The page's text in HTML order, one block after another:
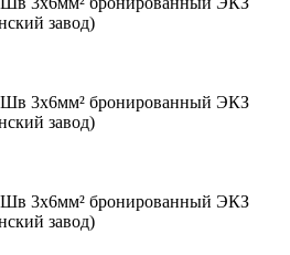
завод)
3x6мм² бронированный ЭКЗ
завод)
3x6мм² бронированный ЭКЗ
завод)